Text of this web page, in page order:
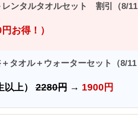
レンタルタオルセット 割引（8/11
お得！）
タオル＋ウォーターセット（8/11
以上）2280円→ 1900円